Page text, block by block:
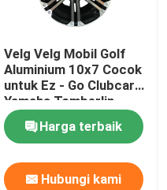
Velg Velg Mobil Golf
Aluminium 10x7 Cocok
untuk Ez - Go Clubcar
Yamaha Tomberlin
Harley
Harga terbaik
Hubungi kami